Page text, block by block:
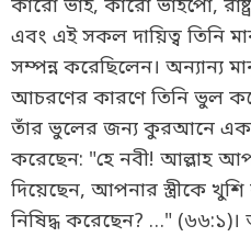
কারো ভাই, কারো ভাইপো,
এবং এই সকল দায়িত্ব তিনি
সম্পন্ন করেছিলেন। অন্যান্য
আচরণের কারণে তিনি ভুল
তাঁর ভুলের জন্য কুরআনে
করেছেন: "হে নবী! আল্লাহ
দিয়েছেন, আপনার স্ত্রীকে
নিষিদ্ধ করেছেন? …"